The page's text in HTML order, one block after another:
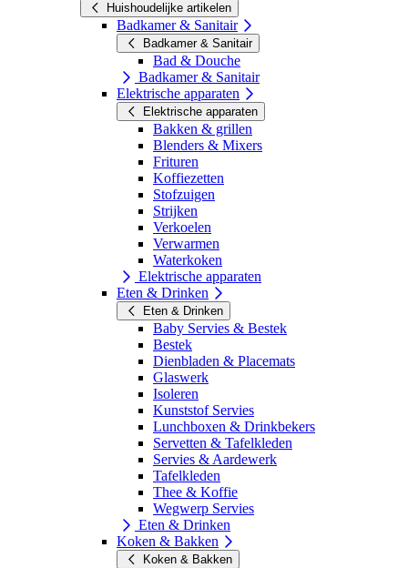
Huishoudelijke artikelen
Badkamer & Sanitair
Badkamer & Sanitair
Bad & Douche
Badkamer & Sanitair
Elektrische apparaten
Elektrische apparaten
Bakken & grillen
Blenders & Mixers
Frituren
Koffiezetten
Stofzuigen
Strijken
Verkoelen
Verwarmen
Waterkoken
Elektrische apparaten
Eten & Drinken
Eten & Drinken
Baby Servies & Bestek
Bestek
Dienbladen & Placemats
Glaswerk
Isoleren
Kunststof Servies
Lunchboxen & Drinkbekers
Servetten & Tafelkleden
Servies & Aardewerk
Tafelkleden
Thee & Koffie
Wegwerp Servies
Eten & Drinken
Koken & Bakken
Koken & Bakken